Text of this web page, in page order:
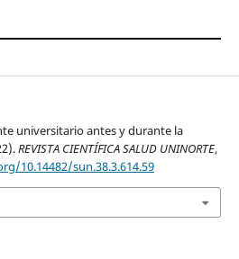
universitario antes y durante la
REVISTA CIENTÍFICA SALUD UNINORTE,
10.14482/sun.38.3.614.59